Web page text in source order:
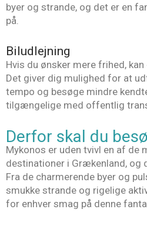
byer og strande, og det er en
på.
Biludlejning
Hvis du ønsker mere frihed,
Det giver dig mulighed for at
tempo og besøge mindre
tilgængelige med offentlig
Derfor skal du
Mykonos er uden tvivl en af de
destinationer i Grækenland, og
Fra de charmerende byer og
smukke strande og rigelige
for enhver smag på denne